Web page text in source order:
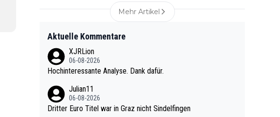
Mehr Artikel
Aktuelle Kommentare
XJRLion
06-08-2026
Hochinteressante Analyse. Dank dafür.
Julian11
06-08-2026
Dritter Euro Titel war in Graz nicht Sindelfingen